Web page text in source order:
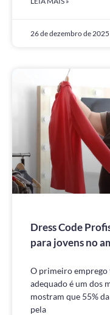
26 de dezembro de 2025
Dress Code
para jovens no
O primeiro emprego
adequado é um dos
mostram que 55%
pela